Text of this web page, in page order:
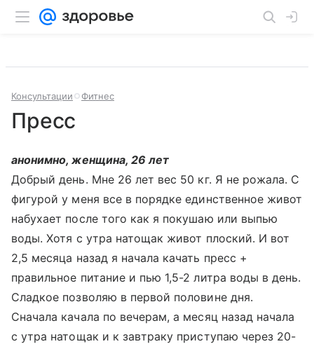
Консультации Фитнес
Пресс
анонимно, женщина, 26 лет
Добрый день. Мне 26 лет вес 50 кг. Я не рожала. С
фигурой у меня все в порядке единственное живот
набухает после того как я покушаю или выпью
воды. Хотя с утра натощак живот плоский. И вот
2,5 месяца назад я начала качать пресс +
правильное питание и пью 1,5-2 литра воды в день.
Сладкое позволяю в первой половине дня.
Сначала качала по вечерам, а месяц назад начала
с утра натощак и к завтраку приступаю через 20-